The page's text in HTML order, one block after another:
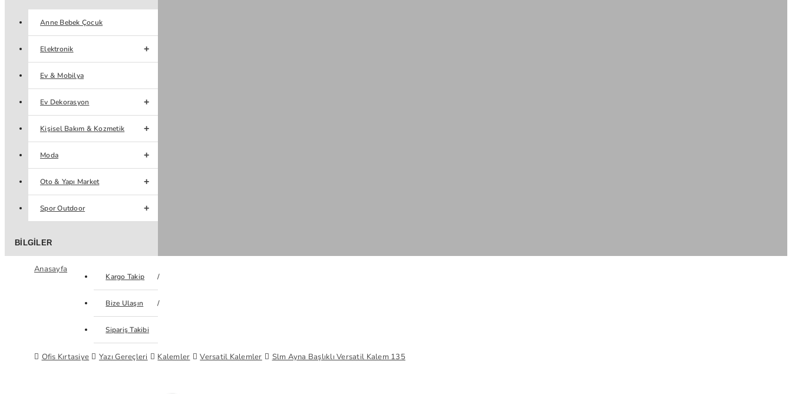
Anne Bebek Çocuk
Elektronik
Ev & Mobilya
Ev Dekorasyon
Kişisel Bakım & Kozmetik
Moda
Oto & Yapı Market
Spor Outdoor
BILGILER
Kargo Takip
Bize Ulaşın
Sipariş Takibi
Anasayfa
Ofis Kırtasiye Yazı Gereçleri Kalemler Versatil Kalemler Slm Ayna Başlıklı Versatil Kalem 135